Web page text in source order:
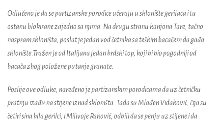
Odlučeno je da se partizanske porodice ućeraju u sklonište gerilaca i tu
ostanu blokirane zajedno sa njima. Na drugu stranu kanjona Tare, tačno
naspram skloništa, poslat je jedan vod četnika sa teškim bacačem da gađa
sklonište.Tražen je od Italijana jedan brdski top, koji bi bio pogodniji od
bacača zbog položene putanje granate.
Poslije ove odluke, naređeno je partizanskim porodicama da uz četničku
pratnju izađu na stijene iznad skloništa. Tada su Mlađen Vidaković, čija su
četiri sina bila gerilci, i Milivoje Raković, odbili da se penju uz stijene i da